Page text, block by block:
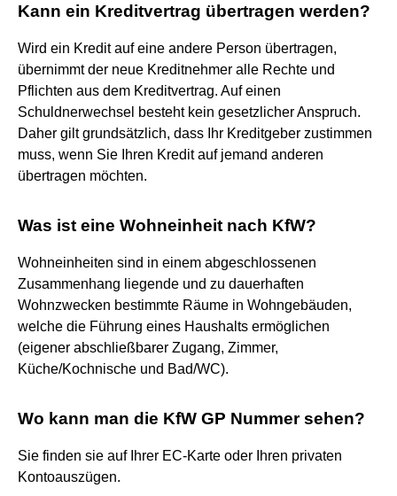
Kann ein Kreditvertrag übertragen werden?
Wird ein Kredit auf eine andere Person übertragen,
übernimmt der neue Kreditnehmer alle Rechte und
Pflichten aus dem Kreditvertrag. Auf einen
Schuldnerwechsel besteht kein gesetzlicher Anspruch.
Daher gilt grundsätzlich, dass Ihr Kreditgeber zustimmen
muss, wenn Sie Ihren Kredit auf jemand anderen
übertragen möchten.
Was ist eine Wohneinheit nach KfW?
Wohneinheiten sind in einem abgeschlossenen
Zusammenhang liegende und zu dauerhaften
Wohnzwecken bestimmte Räume in Wohngebäuden,
welche die Führung eines Haushalts ermöglichen
(eigener abschließbarer Zugang, Zimmer,
Küche/Kochnische und Bad/WC).
Wo kann man die KfW GP Nummer sehen?
Sie finden sie auf Ihrer EC-Karte oder Ihren privaten
Kontoauszügen.